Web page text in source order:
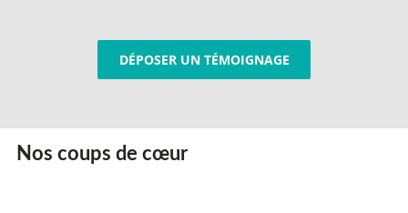
DÉPOSER UN TÉMOIGNAGE
Nos coups de cœur